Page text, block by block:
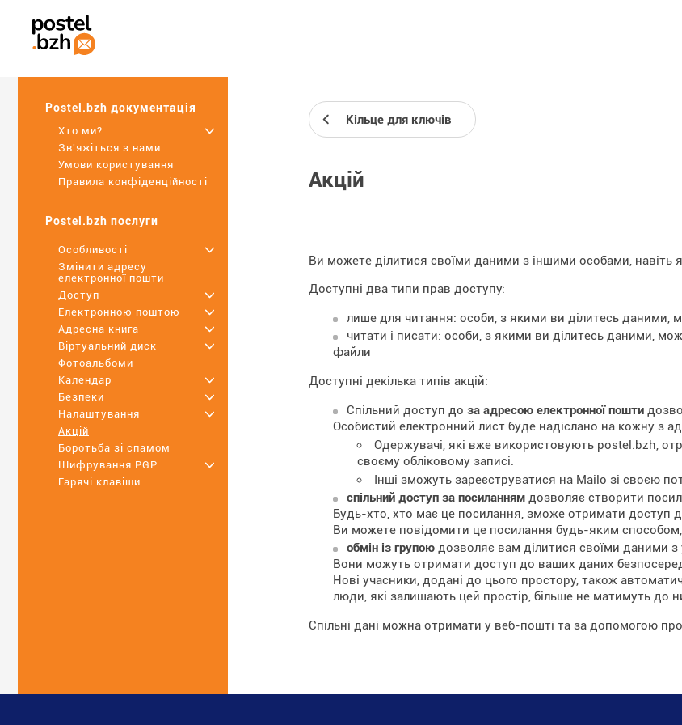
Postel.bzh документація
Хто ми?
+
Зв'яжіться з нами
Умови користування
Правила конфіденційності
Postel.bzh послуги
Особливості
+
Змінити адресу
електронної пошти
Доступ
+
Електронною поштою
+
Адресна книга
+
Віртуальний диск
+
Фотоальбоми
Календар
+
Безпеки
+
Налаштування
+
Акцій
Боротьба зі спамом
Шифрування PGP
+
Гарячі клавіши
Кільце для ключів
Акцій
Ви можете ділитися своїми даними з іншими особами,
Доступні два типи прав доступу:
лише для читання: особи, з якими ви ділитесь даними,
читати і писати: особи, з якими ви ділитесь даними,
файли
Доступні декілька типів акцій:
Спільний доступ до за адресою електронної пошти
Особистий електронний лист буде надіслано на кожну з
Одержувачі, які вже використовують postel.bzh,
своєму обліковому записі.
Інші зможуть зареєструватися на Mailo зі своєю
спільний доступ за посиланням дозволяє створити
Будь-хто, хто має це посилання, зможе отримати доступ
Ви можете повідомити це посилання будь-яким
обмін із групою дозволяє вам ділитися своїми даними з
Вони можуть отримати доступ до ваших даних
Нові учасники, додані до цього простору, також
люди, які залишають цей простір, більше не матимуть до
Спільні дані можна отримати у веб-пошті та за допомогою